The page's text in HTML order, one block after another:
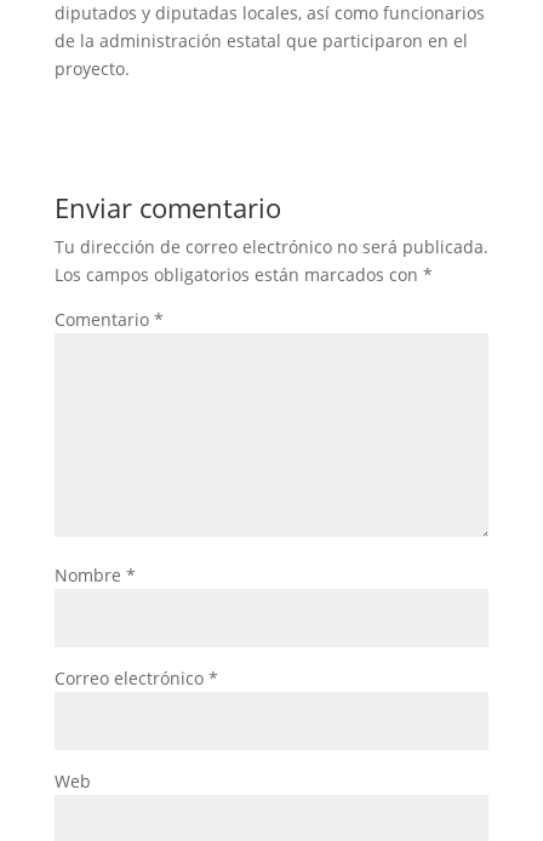
diputados y diputadas locales, así como funcionarios
de la administración estatal que participaron en el
proyecto.
Enviar comentario
Tu dirección de correo electrónico no será publicada.
Los campos obligatorios están marcados con *
Comentario *
Nombre *
Correo electrónico *
Web